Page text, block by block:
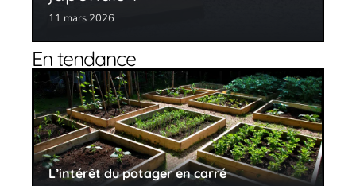
11 mars 2026
En tendance
L’intérêt du potager en carré